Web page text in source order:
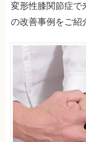
変形性膝関節症で
の改善事例をご紹